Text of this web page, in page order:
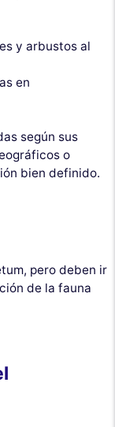
y arbustos al
en
según sus
o
bien definido.
pero deben ir
de la fauna